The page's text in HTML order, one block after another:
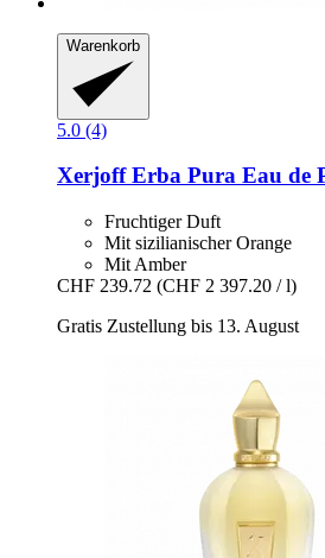
Warenkorb
5.0 (4)
XerjoffErba Pura Eau de
Fruchtiger Duft
Mit sizilianischer Orange
Mit Amber
CHF 239.72 (CHF 2 397.20 / l)
Gratis Zustellung bis 13. August